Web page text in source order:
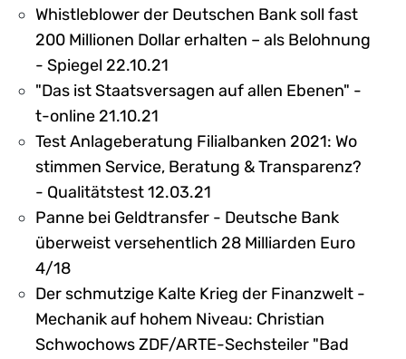
Whistleblower der Deutschen Bank soll fast
200 Millionen Dollar erhalten – als Belohnung
- Spiegel 22.10.21
"Das ist Staatsversagen auf allen Ebenen" -
t-online 21.10.21
Test Anlageberatung Filialbanken 2021: Wo
stimmen Service, Beratung & Transparenz?
- Qualitätstest 12.03.21
Panne bei Geldtransfer - Deutsche Bank
überweist versehentlich 28 Milliarden Euro
4/18
Der schmutzige Kalte Krieg der Finanzwelt -
Mechanik auf hohem Niveau: Christian
Schwochows ZDF/ARTE-Sechsteiler "Bad